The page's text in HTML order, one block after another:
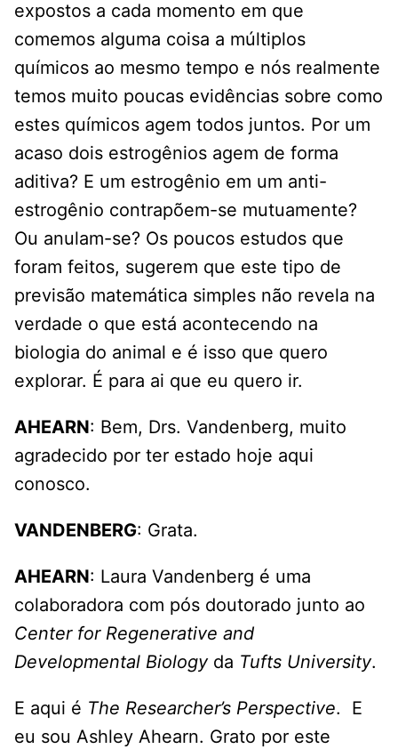
expostos a cada momento em que
comemos alguma coisa a múltiplos
químicos ao mesmo tempo e nós realmente
temos muito poucas evidências sobre como
estes químicos agem todos juntos. Por um
acaso dois estrogênios agem de forma
aditiva? E um estrogênio em um anti-
estrogênio contrapõem-se mutuamente?
Ou anulam-se? Os poucos estudos que
foram feitos, sugerem que este tipo de
previsão matemática simples não revela na
verdade o que está acontecendo na
biologia do animal e é isso que quero
explorar. É para ai que eu quero ir.
AHEARN: Bem, Drs. Vandenberg, muito
agradecido por ter estado hoje aqui
conosco.
VANDENBERG: Grata.
AHEARN: Laura Vandenberg é uma
colaboradora com pós doutorado junto ao
Center for Regenerative and
Developmental Biologyda Tufts University.
E aqui é The Researcher’s Perspective. E
eu sou Ashley Ahearn. Grato por este